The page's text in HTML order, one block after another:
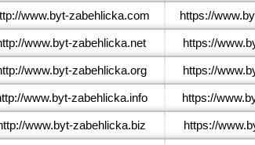
www.byt-zabehlicka.com https://
www.byt-zabehlicka.net https://
www.byt-zabehlicka.org https://
www.byt-zabehlicka.info https://
www.byt-zabehlicka.biz https://